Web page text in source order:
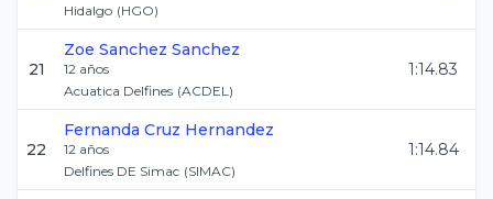
Hidalgo (HGO)
21
Zoe Sanchez Sanchez
12 años
Acuatica Delfines (ACDEL)
1:14.83
22
Fernanda Cruz Hernandez
12 años
Delfines DE Simac (SIMAC)
1:14.84